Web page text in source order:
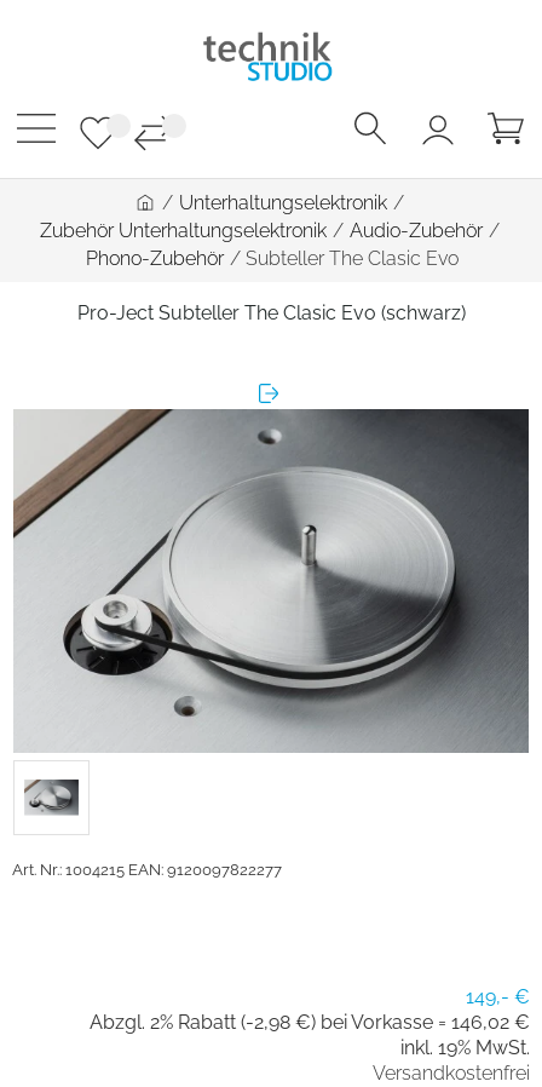
/ Unterhaltungselektronik /
Zubehör Unterhaltungselektronik / Audio-Zubehör/
Phono-Zubehör/ Subteller The Clasic Evo
Pro-Ject Subteller The Clasic Evo (schwarz)
Art. Nr.: 1004215 EAN: 9120097822277
149,- €
Abzgl. 2% Rabatt (-2,98 €) bei Vorkasse = 146,02 €
inkl. 19% MwSt.
Versandkostenfrei